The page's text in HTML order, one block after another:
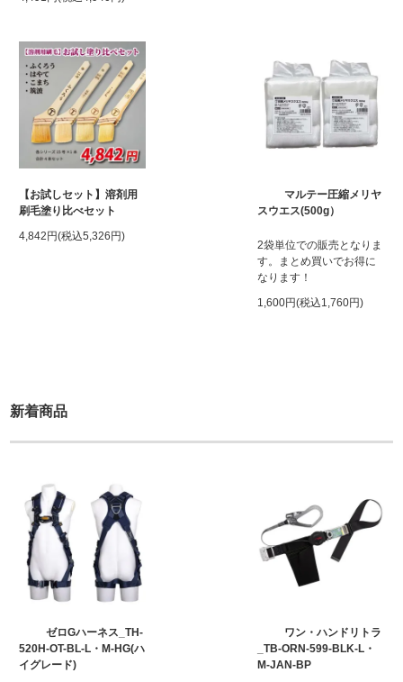
【お試しセット】溶剤用
刷毛塗り比べセット
4,842円(税込5,326円)
マルテー圧縮メリヤ
スウエス(500g）
2袋単位での販売となりま
す。まとめ買いでお得に
なります！
1,600円(税込1,760円)
新着商品
ゼロGハーネス_TH-
520H-OT-BL-L・M-HG(ハ
イグレード)
ワン・ハンドリトラ
_TB-ORN-599-BLK-L・
M-JAN-BP